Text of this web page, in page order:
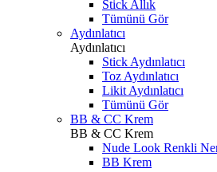
Stick Allık
Tümünü Gör
Aydınlatıcı
Aydınlatıcı
Stick Aydınlatıcı
Toz Aydınlatıcı
Likit Aydınlatıcı
Tümünü Gör
BB & CC Krem
BB & CC Krem
Nude Look Renkli
BB Krem